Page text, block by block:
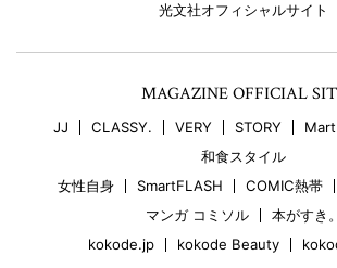
光文社オフィシャルサイト
MAGAZINE OFFICIAL
JJ CLASSY. VERY STORY Mart
和食スタイル
女性自身
SmartFLASH COMIC熱帯
マンガ コミソル
本がすき。
kokode.jp
kokode Beauty